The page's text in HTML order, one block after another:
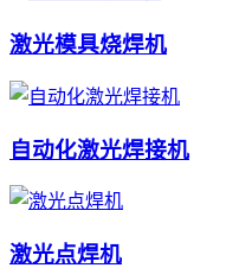
激光模具烧焊机
自动化激光焊接机
激光点焊机